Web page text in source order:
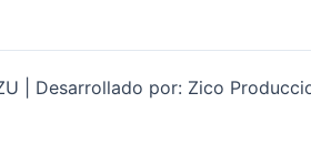
| Desarrollado por: Zico